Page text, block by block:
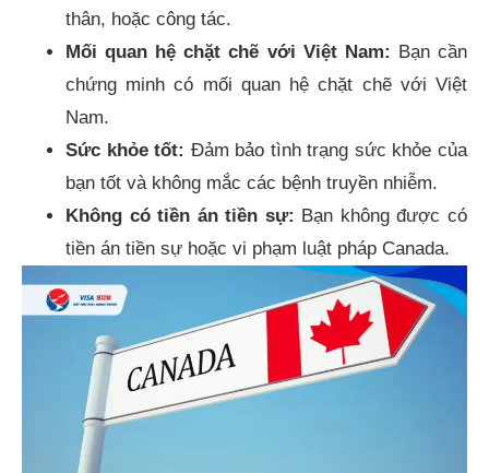
thân, hoặc công tác.
Mối quan hệ chặt chẽ với Việt Nam: Bạn cần
chứng minh có mối quan hệ chặt chẽ với Việt
Nam.
Sức khỏe tốt: Đảm bảo tình trạng sức khỏe của
bạn tốt và không mắc các bệnh truyền nhiễm.
Không có tiền án tiền sự: Bạn không được có
tiền án tiền sự hoặc vi phạm luật pháp Canada.